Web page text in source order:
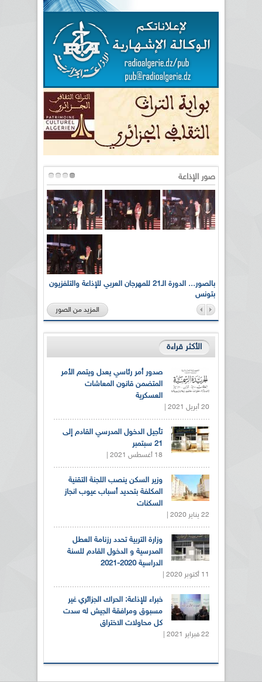
صور الإذاعة
بالصور... الدورة الـ21 للمهرجان العربي للإذاعة والتلفزيون
بتونس
المزيد من الصور
الأكثر قراءة
صدور أمر رئاسي يعدل ويتمم الأمر
المتضمن قانون المعاشات
العسكرية
20 أبريل 2021 |
تأجيل الدخول المدرسي القادم إلى
21 سبتمبر
18 أغسطس 2021 |
وزير السكن ينصب اللجنة التقنية
المكلفة بتحديد أسباب عيوب انجاز
السكنات
22 يناير 2020 |
وزارة التربية تحدد رزنامة العطل
المدرسية و الدخول القادم للسنة
الدراسية 2020-2021
11 أكتوبر 2020 |
خبراء للإذاعة: الحراك الجزائري غير
مسبوق ومرافقة الجيش له سدت
كل محاولات الاختراق
22 فبراير 2021 |